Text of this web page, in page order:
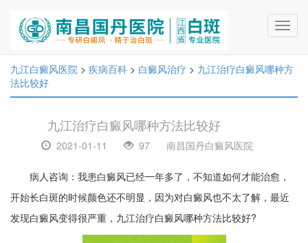
九江白癜风医院 > 疾病百科 > 白癜风治疗 > 九江治疗白癜风哪种方
法比较好
九江治疗白癜风哪种方法比较好
2021-01-11 97 南昌国丹白癜风医院
病人咨询：我患白癜风已经一年多了，不知道如何才能治愈，
开始长白斑的时候颜色还不明显，因为对白癜风也不太了解，最近
发现白癜风变得很严重，九江治疗白癜风哪种方法比较好?